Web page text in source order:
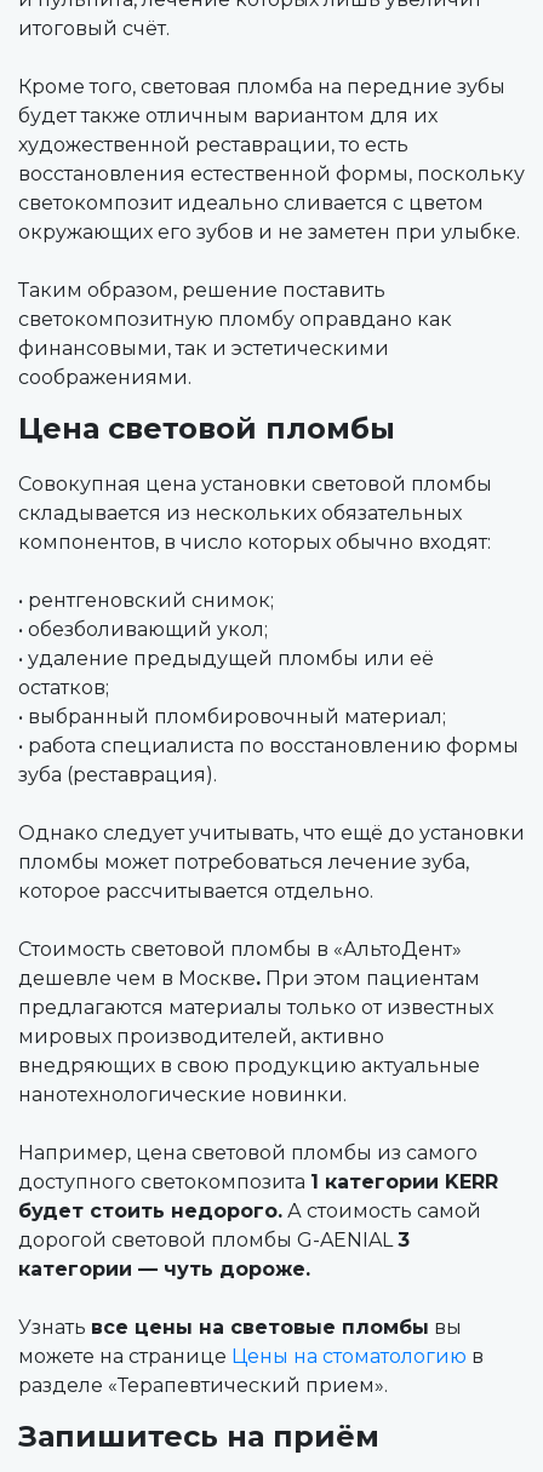
итоговый счёт.
Кроме того, световая пломба на передние зубы
будет также отличным вариантом для их
художественной реставрации, то есть
восстановления естественной формы, поскольку
светокомпозит идеально сливается с цветом
окружающих его зубов и не заметен при улыбке.
Таким образом, решение поставить
светокомпозитную пломбу оправдано как
финансовыми, так и эстетическими
соображениями.
Цена световой пломбы
Совокупная цена установки световой пломбы
складывается из нескольких обязательных
компонентов, в число которых обычно входят:
• рентгеновский снимок;
• обезболивающий укол;
• удаление предыдущей пломбы или её
остатков;
• выбранный пломбировочный материал;
• работа специалиста по восстановлению формы
зуба (реставрация).
Однако следует учитывать, что ещё до установки
пломбы может потребоваться лечение зуба,
которое рассчитывается отдельно.
Стоимость световой пломбы в «АльтоДент»
дешевле чем в Москве. При этом пациентам
предлагаются материалы только от известных
мировых производителей, активно
внедряющих в свою продукцию актуальные
нанотехнологические новинки.
Например, цена световой пломбы из самого
доступного светокомпозита 1 категории KERR
будет стоить недорого. А стоимость самой
дорогой световой пломбы G-AENIAL3
категории — чуть дороже.
Узнать все цены на световые пломбы вы
можете на странице Цены на стоматологию в
разделе «Терапевтический прием».
Запишитесь на приём